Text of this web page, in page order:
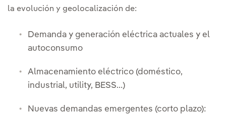
la evolución y geolocalización de:
Demanda y generación eléctrica actuales y el
autoconsumo
Almacenamiento eléctrico (doméstico,
industrial, utility, BESS…)
Nuevas demandas emergentes (corto plazo):